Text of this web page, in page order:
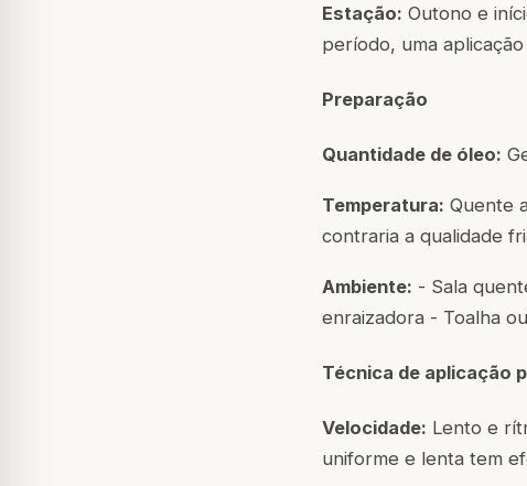
Estação: Outono e
período, uma
Preparação
Quantidade de óleo:
Temperatura: Quente
contraria a qualidade
Ambiente: - Sala
enraizadora - Toalha
Técnica de aplicação
Velocidade: Lento e
uniforme e lenta tem